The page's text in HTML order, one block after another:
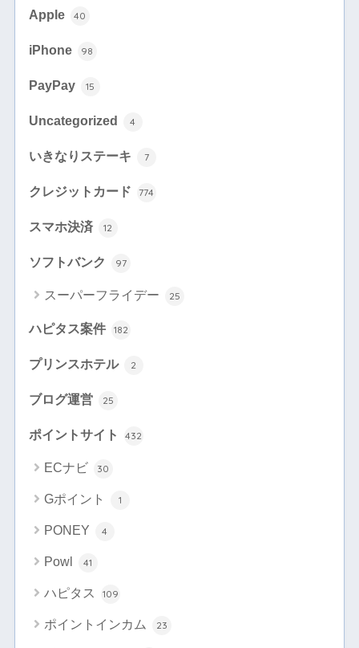
Apple 40
iPhone 98
PayPay 15
Uncategorized 4
いきなりステーキ 7
クレジットカード 774
スマホ決済 12
ソフトバンク 97
スーパーフライデー 25
ハピタス案件 182
プリンスホテル 2
ブログ運営 25
ポイントサイト 432
ECナビ 30
Gポイント 1
PONEY 4
Powl 41
ハピタス 109
ポイントインカム 23